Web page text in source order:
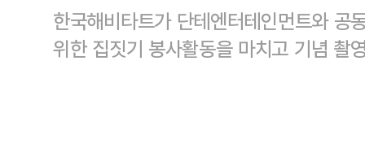
한국해비타트가 단테엔터테인먼트와 공
위한 집짓기 봉사활동을 마치고 기념